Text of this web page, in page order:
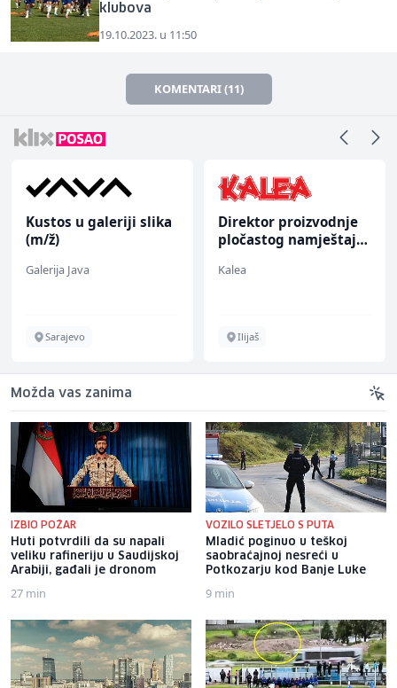
klubova
19.10.2023. u 11:50
KOMENTARI (11)
Kustos u galeriji slika
(m/ž)
Galerija Java
Sarajevo
Direktor proizvodnje
pločastog namještaja
Kalea
Ilijaš
Možda vas zanima
IZBIO POŽAR
Huti potvrdili da su napali
veliku rafineriju u Saudijskoj
Arabiji, gađali je dronom
27 min
VOZILO SLETJELO S PUTA
Mladić poginuo u teškoj
saobraćajnoj nesreći u
Potkozarju kod Banje Luke
9 min